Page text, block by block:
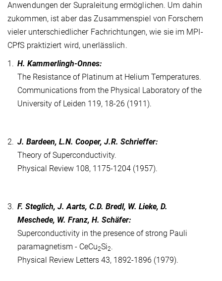
Anwendungen der Supraleitung ermöglichen. Um dahin
zukommen, ist aber das Zusammenspiel von Forschern
vieler unterschiedlicher Fachrichtungen, wie sie im MPI-
CPfS praktiziert wird, unerlässlich.
1. H. Kammerlingh-Onnes:
The Resistance of Platinum at Helium Temperatures.
Communications from the Physical Laboratory of the
University of Leiden 119, 18-26 (1911).
2. J. Bardeen, L.N. Cooper, J.R. Schrieffer:
Theory of Superconductivity.
Physical Review 108, 1175-1204 (1957).
3. F. Steglich, J. Aarts, C.D. Bredl, W. Lieke, D.
Meschede, W. Franz, H. Schäfer:
Superconductivity in the presence of strong Pauli
paramagnetism - CeCu2Si2.
Physical Review Letters 43, 1892-1896 (1979).